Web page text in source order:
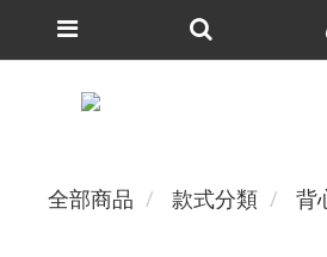
全部商品 款式分類 背